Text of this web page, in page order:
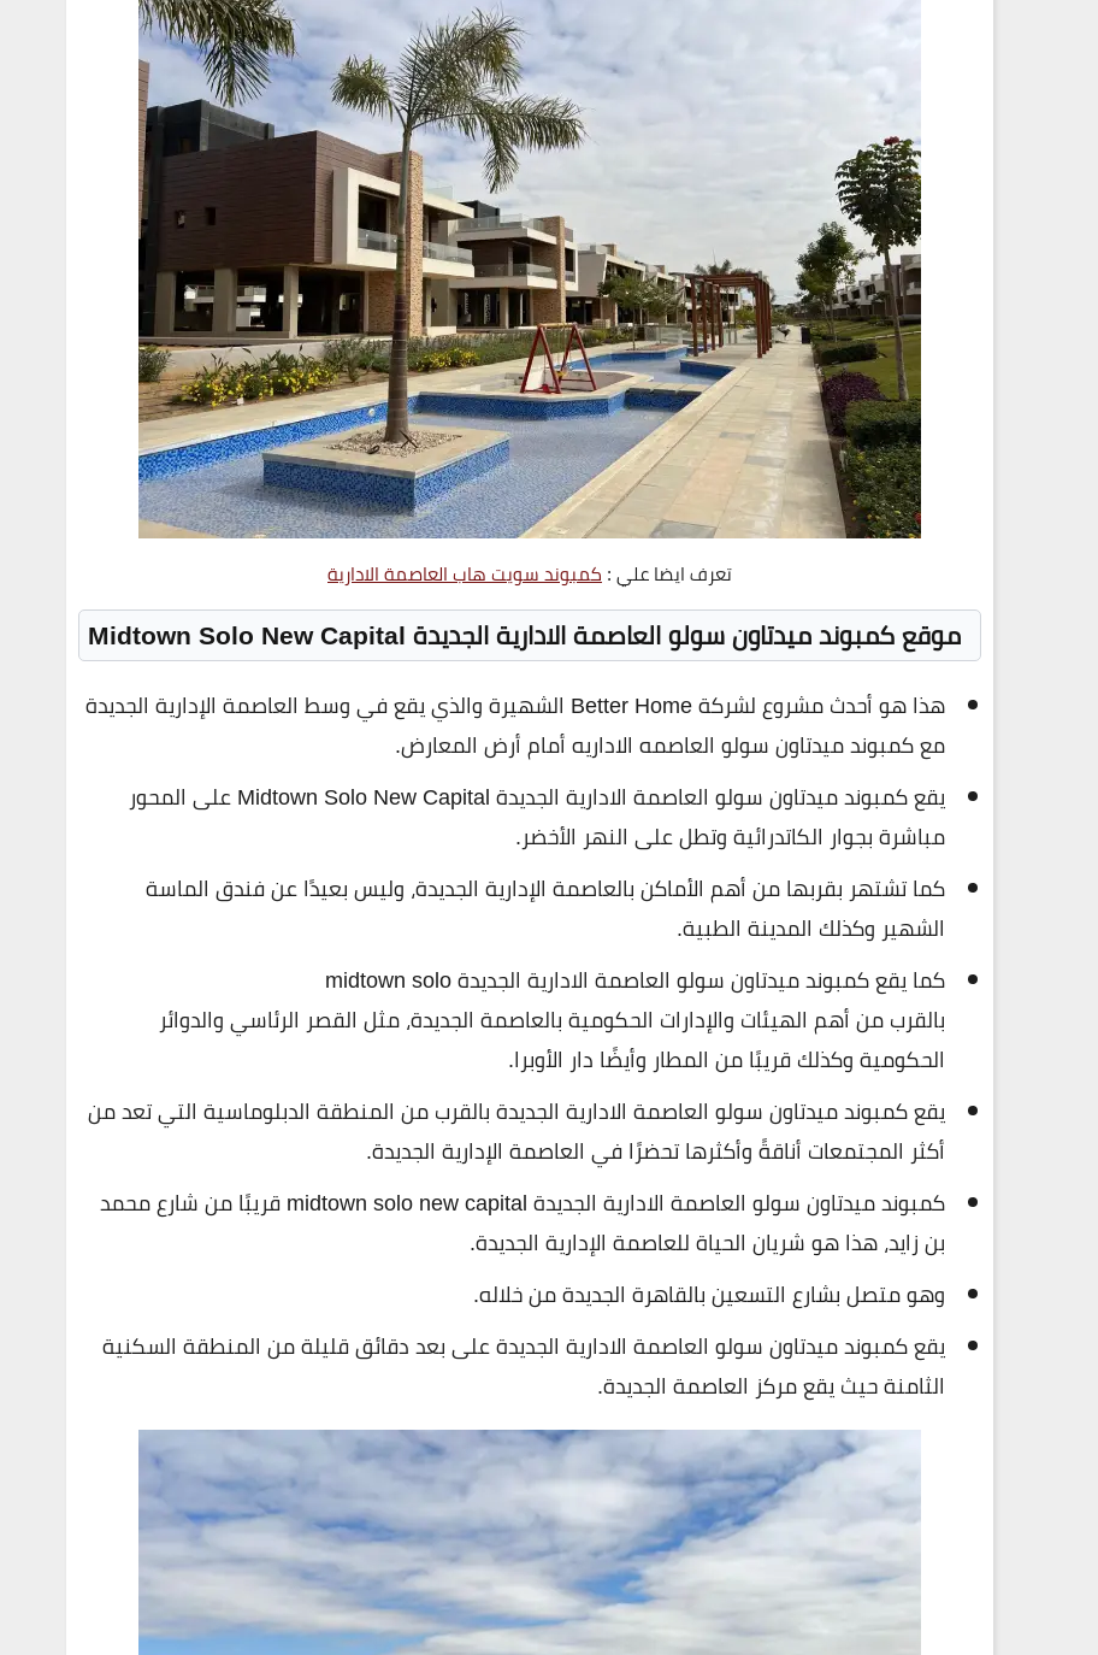
تعرف ايضا علي :كمبوند سويت هاب العاصمة الادارية
موقع كمبوند ميدتاون سولو العاصمة الادارية الجديدة Midtown Solo New Capital
هذا هو أحدث مشروع لشركة Better Home الشهيرة والذي يقع في وسط العاصمة الإدارية الجديدة
مع كمبوند ميدتاون سولو العاصمه الاداريه أمام أرض المعارض.
يقع كمبوند ميدتاون سولو العاصمة الادارية الجديدة Midtown Solo New Capital على المحور
مباشرة بجوار الكاتدرائية وتطل على النهر الأخضر.
كما تشتهر بقربها من أهم الأماكن بالعاصمة الإدارية الجديدة، وليس بعيدًا عن فندق الماسة
الشهير وكذلك المدينة الطبية.
كما يقع كمبوند ميدتاون سولو العاصمة الادارية الجديدة midtown solo
بالقرب من أهم الهيئات والإدارات الحكومية بالعاصمة الجديدة، مثل القصر الرئاسي والدوائر
الحكومية وكذلك قريبًا من المطار وأيضًا دار الأوبرا.
يقع كمبوند ميدتاون سولو العاصمة الادارية الجديدة بالقرب من المنطقة الدبلوماسية التي تعد من
أكثر المجتمعات أناقةً وأكثرها تحضرًا في العاصمة الإدارية الجديدة.
كمبوند ميدتاون سولو العاصمة الادارية الجديدة midtown solo new capital قريبًا من شارع محمد
بن زايد، هذا هو شريان الحياة للعاصمة الإدارية الجديدة.
وهو متصل بشارع التسعين بالقاهرة الجديدة من خلاله.
يقع كمبوند ميدتاون سولو العاصمة الادارية الجديدة على بعد دقائق قليلة من المنطقة السكنية
الثامنة حيث يقع مركز العاصمة الجديدة.